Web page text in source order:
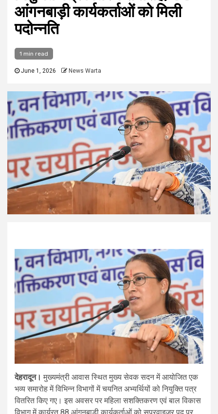
आंगनबाड़ी कार्यकर्ताओं को मिली
पदोन्नति
1 min read
June 1, 2026 News Warta
देहरादून। मुख्यमंत्री आवास स्थित मुख्य सेवक सदन में आयोजित एक
भव्य समारोह में विभिन्न विभागों में चयनित अभ्यर्थियों को नियुक्ति पत्र
वितरित किए गए। इस अवसर पर महिला सशक्तिकरण एवं बाल विकास
विभाग में कार्यरत 88 आंगनबाड़ी कार्यकर्ताओं को सुपरवाइजर पद पर